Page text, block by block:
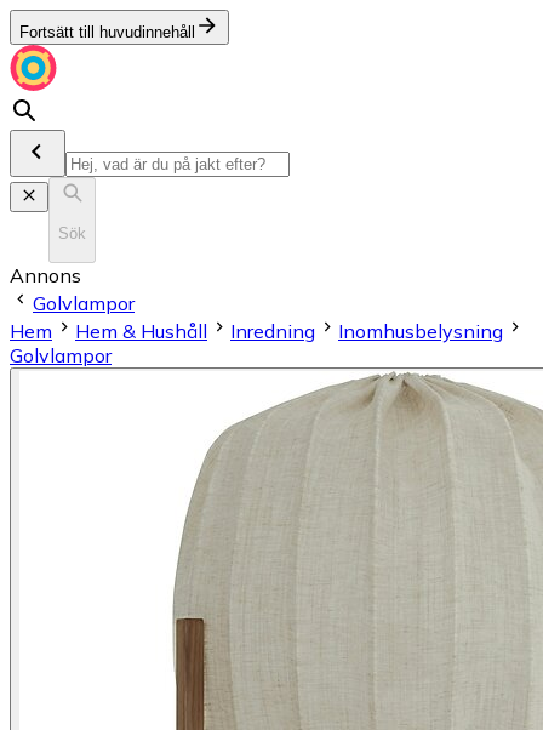
Fortsätt till huvudinnehåll
Sök
Annons
Golvlampor
Hem
Hem & Hushåll Inredning
Inomhusbelysning
Golvlampor